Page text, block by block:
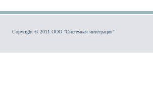
Copyright © 2011 ООО "Системная интеграция"